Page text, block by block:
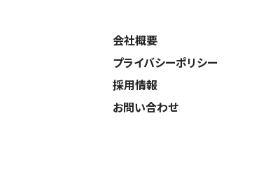
会社概要
プライバシーポリシー
採用情報
お問い合わせ